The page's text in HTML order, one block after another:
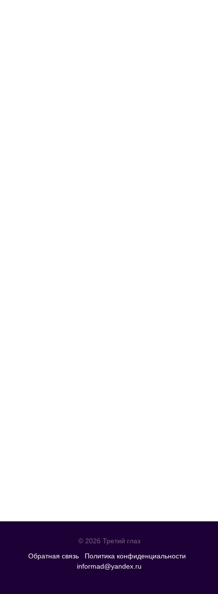
© 2026 Третий глаз
Обратная связь
Политика конфиденциальности
informad@yandex.ru